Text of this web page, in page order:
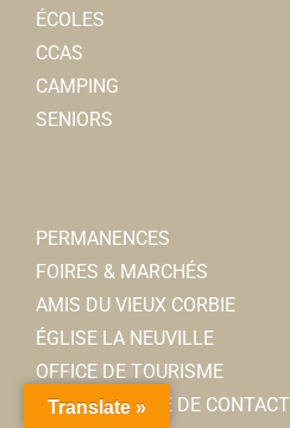
ÉCOLES
CCAS
CAMPING
SENIORS
PERMANENCES
FOIRES & MARCHÉS
AMIS DU VIEUX CORBIE
ÉGLISE LA NEUVILLE
OFFICE DE TOURISME
MON ANNUAIRE DE CONTACT
Translate »